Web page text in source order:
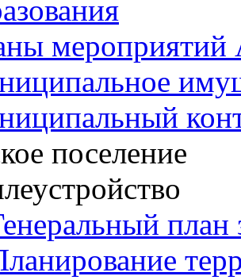
мероприятий
поселение
план